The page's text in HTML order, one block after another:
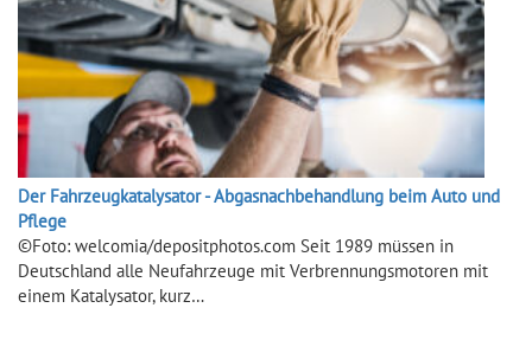
Der Fahrzeugkatalysator - Abgasnachbehandlung beim Auto und
Pflege
©Foto: welcomia/depositphotos.com Seit 1989 müssen in
Deutschland alle Neufahrzeuge mit Verbrennungsmotoren mit
einem Katalysator, kurz…